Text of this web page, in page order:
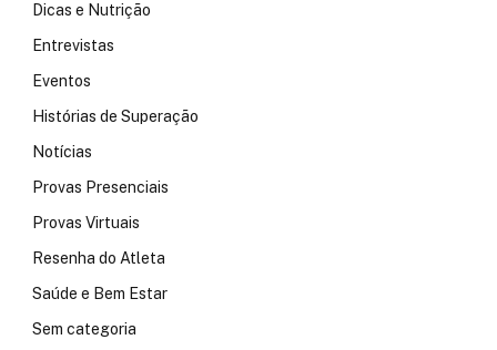
Dicas e Nutrição
Entrevistas
Eventos
Histórias de Superação
Notícias
Provas Presenciais
Provas Virtuais
Resenha do Atleta
Saúde e Bem Estar
Sem categoria